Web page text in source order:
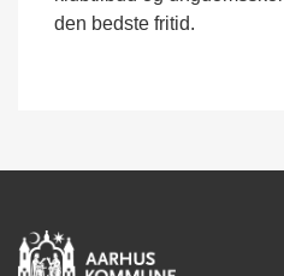
den bedste fritid.